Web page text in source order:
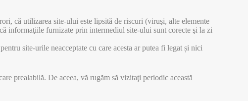
că utilizarea site-ului este lipsită de riscuri (viruşi, alte elemente
informaţiile furnizate prin intermediul site-ului sunt corecte şi la zi
site-urile neacceptate cu care acesta ar putea fi legat și nici
prealabilă. De aceea, vă rugăm să vizitaţi periodic această